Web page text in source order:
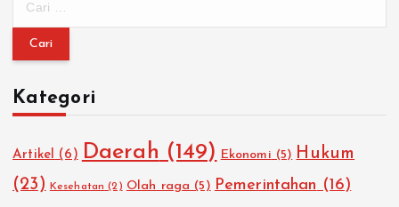
i
n
t
k
:
Kategori
Artikel (6) Daerah (149) Ekonomi (5) Hukum
(23)
Kesehatan (2) Olah raga (5) Pemerintahan (16)